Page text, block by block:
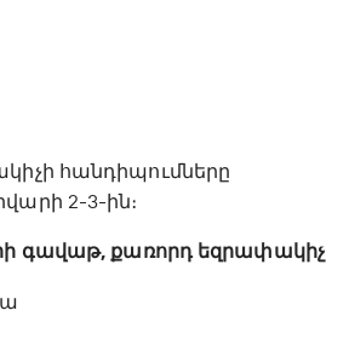
հանդիպումները
2-3-ին։
գավաթ, քառորդ եզրափակիչ